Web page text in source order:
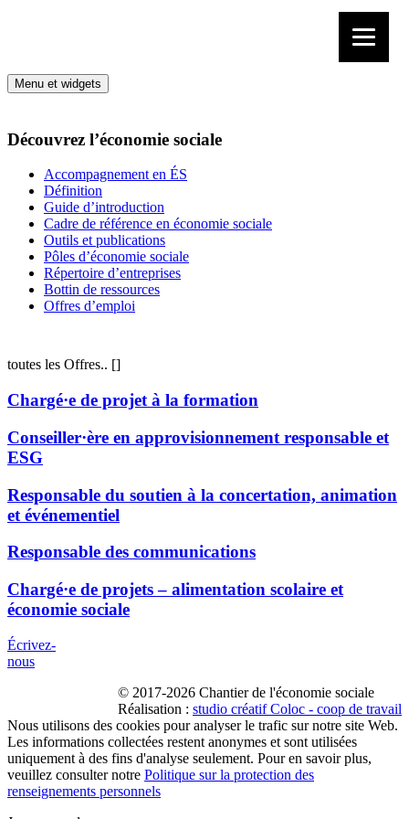
Menu et widgets
Découvrez l’économie sociale
Accompagnement en ÉS
Définition
Guide d’introduction
Cadre de référence en économie sociale
Outils et publications
Pôles d’économie sociale
Répertoire d’entreprises
Bottin de ressources
Offres d’emploi
toutes les Offres.. []
Chargé·e de projet à la formation
Conseiller·ère en approvisionnement responsable et
ESG
Responsable du soutien à la concertation, animation
et événementiel
Responsable des communications
Chargé·e de projets – alimentation scolaire et
économie sociale
Écrivez-
nous
© 2017-2026 Chantier de l'économie sociale
Réalisation : studio créatif Coloc - coop de travail
Nous utilisons des cookies pour analyser le trafic sur notre site Web.
Les informations collectées restent anonymes et sont utilisées
uniquement à des fins d'analyse seulement. Pour en savoir plus,
veuillez consulter notre Politique sur la protection des
renseignements personnels